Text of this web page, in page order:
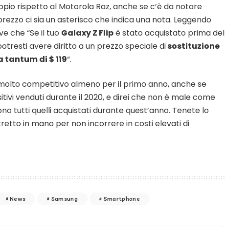
rispetto al Motorola Raz, anche se c’è da notare
ci sia un asterisco che indica una nota. Leggendo
che “Se il tuo Galaxy Z Flipè stato acquistato prima del
avere diritto a un prezzo speciale disostituzione
tantum di $ 119“.
competitivo almeno per il primo anno, anche se
venduti durante il 2020, e direi che non è male come
tutti quelli acquistati durante quest’anno. Tenete lo
in mano per non incorrere in costi elevati di
News Samsung Smartphone